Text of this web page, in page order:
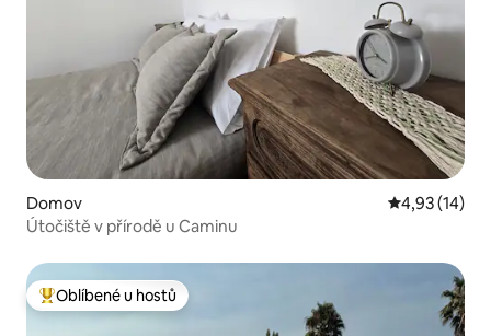
Domov Průměrné
4,93 (14)
Útočiště v přírodě u Caminu
Nejlepší v kategorii Oblíbené u hostů
Oblíbené u hostů